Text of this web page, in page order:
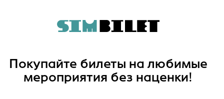
Покупайте билеты на любимые
мероприятия без наценки!